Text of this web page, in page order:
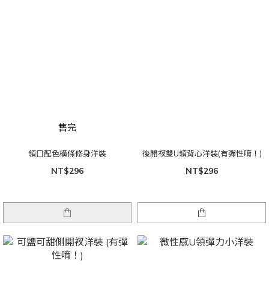
售完
領口配色橫條修身洋裝
NT$296
後開衩雙U領背心洋裝(有彈性唷！)
NT$296